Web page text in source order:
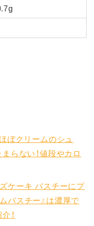
ぼクリームのシュ
らない！値段やカロ
ケーキ バスチーにプ
バスチー』は濃厚で
！